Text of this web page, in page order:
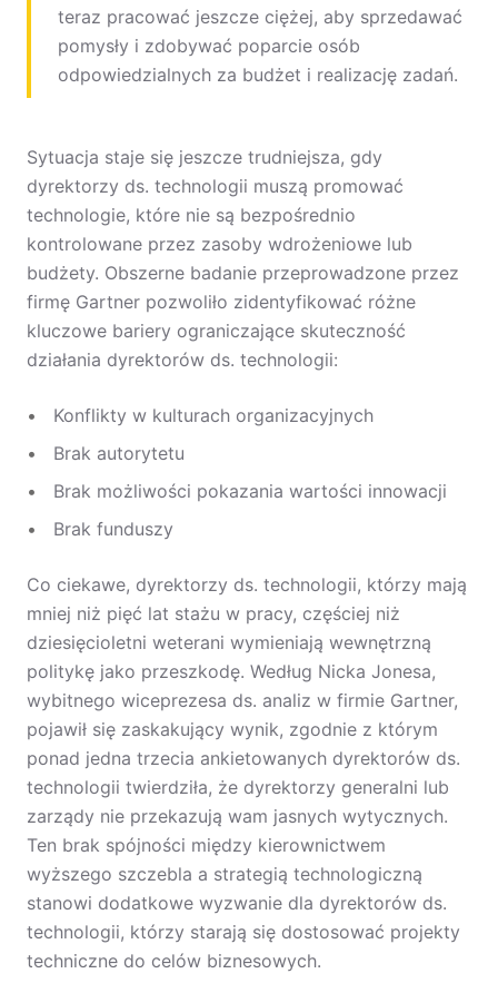
teraz pracować jeszcze ciężej, aby sprzedawać
pomysły i zdobywać poparcie osób
odpowiedzialnych za budżet i realizację zadań.
Sytuacja staje się jeszcze trudniejsza, gdy
dyrektorzy ds. technologii muszą promować
technologie, które nie są bezpośrednio
kontrolowane przez zasoby wdrożeniowe lub
budżety. Obszerne badanie przeprowadzone przez
firmę Gartner pozwoliło zidentyfikować różne
kluczowe bariery ograniczające skuteczność
działania dyrektorów ds. technologii:
Konflikty w kulturach organizacyjnych
Brak autorytetu
Brak możliwości pokazania wartości innowacji
Brak funduszy
Co ciekawe, dyrektorzy ds. technologii, którzy mają
mniej niż pięć lat stażu w pracy, częściej niż
dziesięcioletni weterani wymieniają wewnętrzną
politykę jako przeszkodę. Według Nicka Jonesa,
wybitnego wiceprezesa ds. analiz w firmie Gartner,
pojawił się zaskakujący wynik, zgodnie z którym
ponad jedna trzecia ankietowanych dyrektorów ds.
technologii twierdziła, że dyrektorzy generalni lub
zarządy nie przekazują wam jasnych wytycznych.
Ten brak spójności między kierownictwem
wyższego szczebla a strategią technologiczną
stanowi dodatkowe wyzwanie dla dyrektorów ds.
technologii, którzy starają się dostosować projekty
techniczne do celów biznesowych.